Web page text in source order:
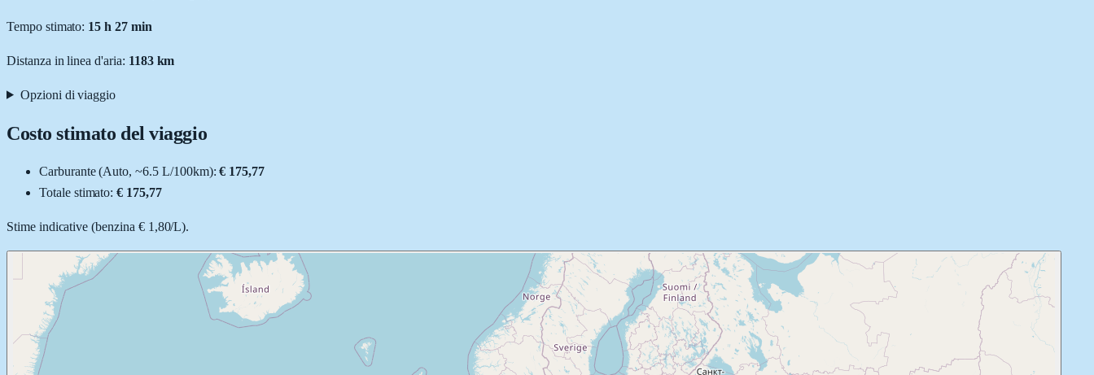
Tempo stimato: 15 h 27 min
Distanza in linea d'aria: 1183km
Opzioni di viaggio
Costo stimato del viaggio
Carburante (Auto, ~6.5 L/100km): € 175,77
Totale stimato:€ 175,77
Stime indicative (benzina € 1,80/L).